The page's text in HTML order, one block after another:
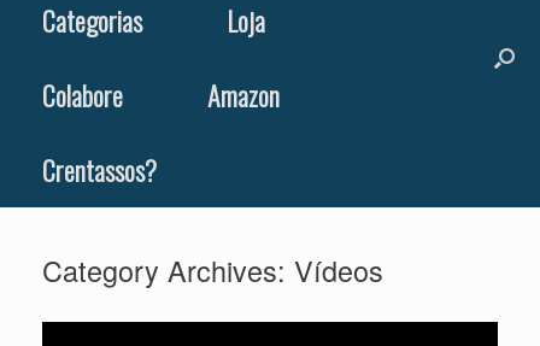
Categorias
Loja
Colabore
Amazon
Crentassos?
Category Archives: Vídeos